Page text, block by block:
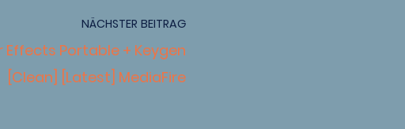
NÄCHSTER BEITRAG
Portable + Keygen
[Clean] [Latest] MediaFire